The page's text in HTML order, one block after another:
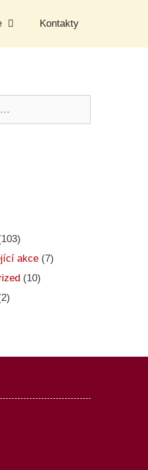
Kontakty
akce(7)
(10)